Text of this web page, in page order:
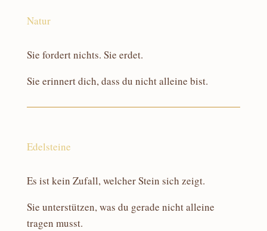
Natur
Sie fordert nichts. Sie erdet.
Sie erinnert dich, dass du nicht alleine bist.
Edelsteine
Es ist kein Zufall, welcher Stein sich zeigt.
Sie unterstützen, was du gerade nicht alleine
tragen musst.